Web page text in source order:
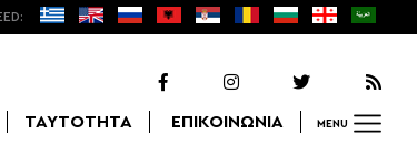
ΤΑΥΤΟΤΗΤΑ ΕΠΙΚΟΙΝΩΝΙΑ MENU